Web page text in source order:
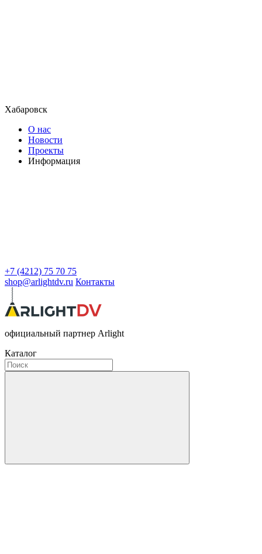
Хабаровск
О нас
Новости
Проекты
Информация
+7 (4212) 75 70 75
shop@arlightdv.ru Контакты
официальный партнер Arlight
Каталог